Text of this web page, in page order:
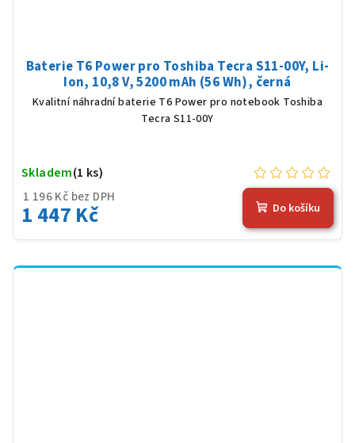
Baterie T6 Power pro Toshiba Tecra S11-00Y, Li-
Ion, 10,8 V, 5200 mAh (56 Wh), černá
Kvalitní náhradní baterie T6 Power pro notebook Toshiba
Tecra S11-00Y
1 196 Kč bez DPH
1 447 Kč
Skladem(1 ks)
Do košíku